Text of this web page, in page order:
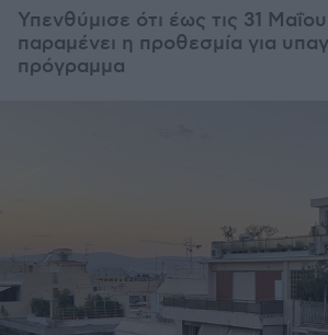
Υπενθύμισε ότι έως τις 31
παραμένει η προθεσμία για
πρόγραμμα